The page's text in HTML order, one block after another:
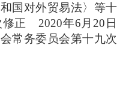
国对外贸易法〉等十
修正 2020年6月20日
常务委员会第十九次